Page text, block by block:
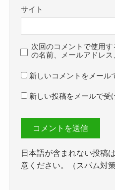
サイト
次回のコメントで使用
の名前、メールアドレス
新しいコメントをメール
新しい投稿をメールで受
日本語が含まれない投稿
意ください。（スパム対策